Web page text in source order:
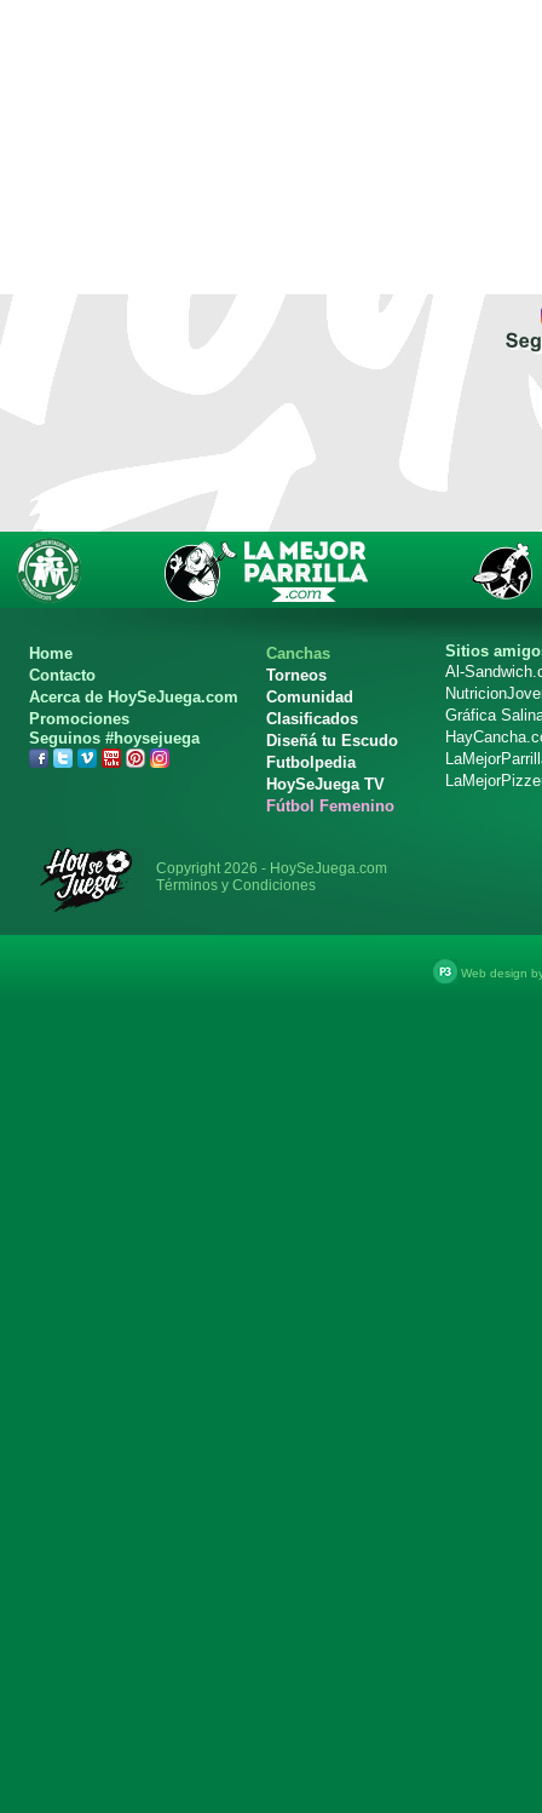
Home
Contacto
Acerca de HoySeJuega.com
Promociones
Seguinos #hoysejuega
Canchas
Torneos
Comunidad
Clasificados
Diseñá tu Escudo
Futbolpedia
HoySeJuega TV
Fútbol Femenino
Sitios
Al-
Gráfica
Copyright 2026 - HoySeJuega.com
Términos y Condiciones
Web design